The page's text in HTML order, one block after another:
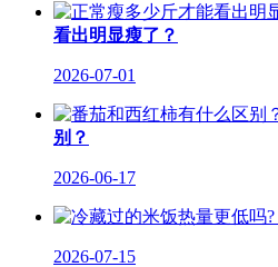
看出明显瘦了？
2026-07-01
别？
2026-06-17
2026-07-15